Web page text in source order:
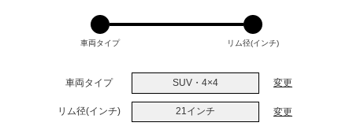
車両タイプ リム径(インチ)
車両タイプ SUV・4×4 変更
リム径(インチ) 21インチ 変更